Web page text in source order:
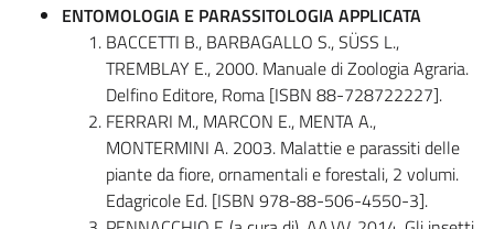
ENTOMOLOGIA E PARASSITOLOGIA APPLICATA
BACCETTI B., BARBAGALLO S., SÜSS L.,
TREMBLAY E., 2000. Manuale di Zoologia Agraria.
Delfino Editore, Roma [ISBN 88-728722227].
FERRARI M., MARCON E., MENTA A.,
MONTERMINI A. 2003. Malattie e parassiti delle
piante da fiore, ornamentali e forestali, 2 volumi.
Edagricole Ed. [ISBN 978-88-506-4550-3].